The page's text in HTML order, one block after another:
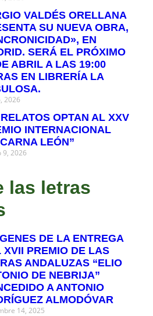
VALDÉS ORELLANA
SU NUEVA OBRA,
EN
SERÁ EL PRÓXIMO
ABRIL A LAS 19:00
EN LIBRERÍA LA
2026
OPTAN AL XXV
INTERNACIONAL
LEÓN”
9, 2026
las letras
DE LA ENTREGA
XVII PREMIO DE LAS
ANDALUZAS “ELIO
DE NEBRIJA”
A ANTONIO
ALMODÓVAR
14, 2025